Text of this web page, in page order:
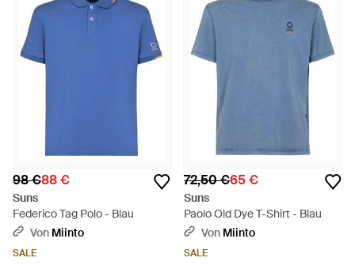
98 €88 €
Suns
Federico Tag Polo - Blau
Von Miinto
SALE
72,50 €65 €
Suns
Paolo Old Dye T-Shirt - Blau
Von Miinto
SALE